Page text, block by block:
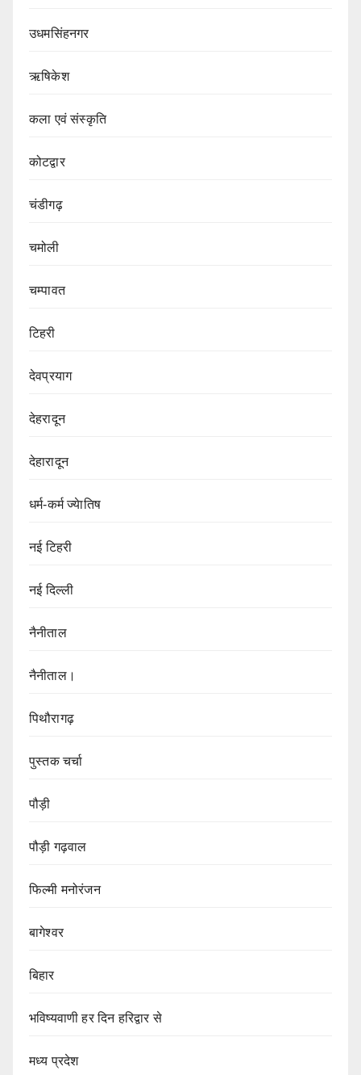
उधमसिंहनगर
ऋषिकेश
कला एवं संस्कृति
कोटद्वार
चंडीगढ़
चमोली
चम्पावत
टिहरी
देवप्रयाग
देहरादून
देहारादून
धर्म-कर्म ज्येातिष
नई टिहरी
नई दिल्ली
नैनीताल
नैनीताल।
पिथौरागढ़
पुस्तक चर्चा
पौड़ी
पौड़ी गढ़वाल
फिल्मी मनोरंजन
बागेश्वर
बिहार
भविष्यवाणी हर दिन हरिद्वार से
मध्य प्रदेश